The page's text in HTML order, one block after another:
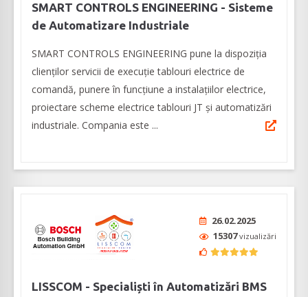
SMART CONTROLS ENGINEERING - Sisteme
de Automatizare Industriale
SMART CONTROLS ENGINEERING pune la dispoziţia
clienţilor servicii de execuţie tablouri electrice de
comandă, punere în funcţiune a instalaţiilor electrice,
proiectare scheme electrice tablouri JT şi automatizări
industriale. Compania este ...
26.02.2025
15307vizualizări
LISSCOM - Specialiști în Automatizări BMS